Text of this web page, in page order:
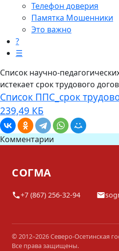
Телефон доверия
Памятка Мошенники
Это важно
?
☰
Список научно-
истекает срок трудового
Список ППС_срок
239,49 КБ
Комментарии
СОГМА
+7 (867) 256-32-94
© 2012–2026 Северо-Осетинская
Все права защищены.